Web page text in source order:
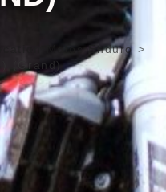
Motos Enduro >
(Grand)